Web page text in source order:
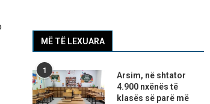
MË TË LEXUARA
1
Arsim, në shtator
4.900 nxënës të
klasës së parë më